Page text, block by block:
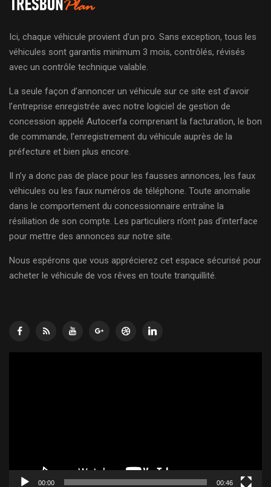
Ici, chaque véhicule provient d’un pro. Sans exception, tous les
véhicules sont garantis minimum 3 mois, contrôlés, révisés
avec un contrôle technique valable.
La seule façon d’annoncer un véhicule sur ce site est d’avoir
l’entreprise enregistrée avec notre logiciel de gestion de
concession appelé Autocerfa comprenant la facturation, le bon
de commande, l’enregistrement du véhicule auprès de la
préfecture et bien plus encore.
Il n’y a donc pas de place pour les fausses annonces, les faux
véhicules ou les faux numéros de téléphone. Toute anomalie
dans le comportement du concessionnaire entraîne la
résiliation de son compte. Les particuliers n’ont pas d’interface
pour mettre des annonces sur notre site.
Nous espérons que vous apprécierez cet espace sécurisé pour
acheter le véhicule de vos rêves en toute tranquillité.
00:00 00:46